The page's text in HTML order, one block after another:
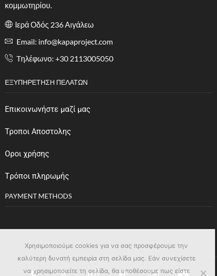
κομμωτηρίου.
Ιερά Οδός 236 Αιγάλεω
Email: info@kapaproject.com
Tηλέφωνο: +30 2113005050
ΕΞΥΠΗΡΈΤΗΣΗ ΠΕΛΑΤΏΝ
Επικοινωνήστε μαζί μας
Τροποι Αποστολης
Οροι χρήσης
Tρόποι πληρωμής
PAYMENT METHODS
Χρησιμοποιούμε cookies για να σας προσφέρουμε την
καλύτερη δυνατή εμπειρία στη σελίδα μας. Εάν συνεχίσετε
να χρησιμοποιείτε τη σελίδα, θα υποθέσουμε πως είστε